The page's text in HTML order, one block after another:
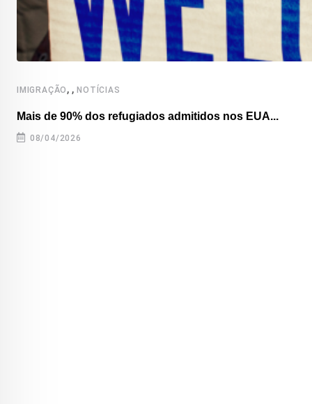
IMIGRAÇÃO , ,NOTÍCIAS
Mais de 90% dos refugiados admitidos nos EUA...
08/04/2026